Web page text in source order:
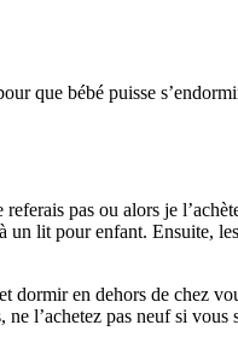
que bébé puisse
pas ou alors je
un lit pour enfant. Ensuite,
dormir en dehors de chez
l’achetez pas neuf si